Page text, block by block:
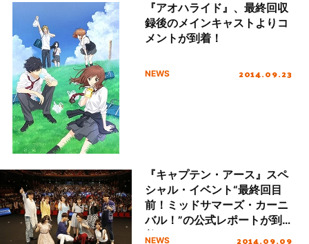
『アオハライド』、最終回収
録後のメインキャストよりコ
メントが到着！
NEWS 2014.09.23
『キャプテン・アース』スペ
シャル・イベント“最終回目
前！ミッドサマーズ・カーニ
バル！”の公式レポートが到
着！
NEWS 2014.09.09